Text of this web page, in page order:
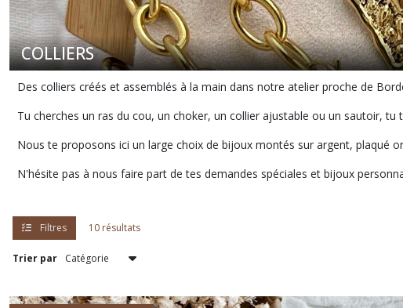
COLLIERS
Des colliers créés et assemblés à la main dans notre atelier proche de
Tu cherches un ras du cou, un choker, un collier ajustable ou un sautoir, tu
Nous te proposons ici un large choix de bijoux montés sur argent, plaqué
N'hésite pas à nous faire part de tes demandes spéciales et bijoux
Filtres 10 résultats
Trier par